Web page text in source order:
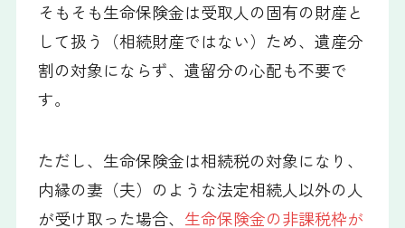
そもそも生命保険金は受取人の固有の財産と
して扱う（相続財産ではない）ため、遺産分
割の対象にならず、遺留分の心配も不要で
す。
ただし、生命保険金は相続税の対象になり、
内縁の妻（夫）のような法定相続人以外の人
が受け取った場合、 生命保険金の非課税枠が